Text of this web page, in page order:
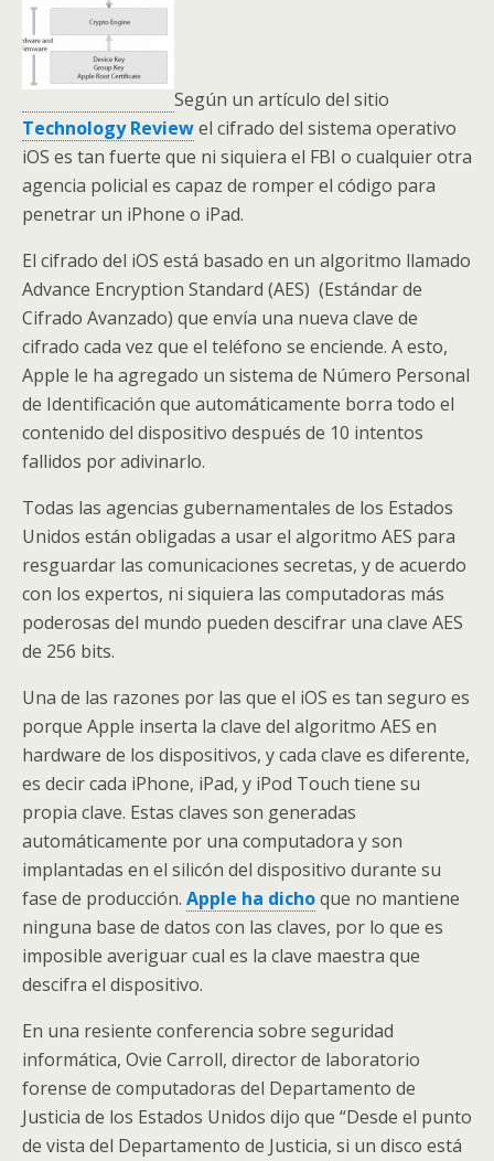
Según un artículo del sitio
Technology Reviewel cifrado del sistema operativo
iOS es tan fuerte que ni siquiera el FBI o cualquier otra
agencia policial es capaz de romper el código para
penetrar un iPhone o iPad.
El cifrado del iOS está basado en un algoritmo llamado
Advance Encryption Standard (AES) (Estándar de
Cifrado Avanzado) que envía una nueva clave de
cifrado cada vez que el teléfono se enciende. A esto,
Apple le ha agregado un sistema de Número Personal
de Identificación que automáticamente borra todo el
contenido del dispositivo después de 10 intentos
fallidos por adivinarlo.
Todas las agencias gubernamentales de los Estados
Unidos están obligadas a usar el algoritmo AES para
resguardar las comunicaciones secretas, y de acuerdo
con los expertos, ni siquiera las computadoras más
poderosas del mundo pueden descifrar una clave AES
de 256 bits.
Una de las razones por las que el iOS es tan seguro es
porque Apple inserta la clave del algoritmo AES en
hardware de los dispositivos, y cada clave es diferente,
es decir cada iPhone, iPad, y iPod Touch tiene su
propia clave. Estas claves son generadas
automáticamente por una computadora y son
implantadas en el silicón del dispositivo durante su
fase de producción. Apple ha dichoque no mantiene
ninguna base de datos con las claves, por lo que es
imposible averiguar cual es la clave maestra que
descifra el dispositivo.
En una resiente conferencia sobre seguridad
informática, Ovie Carroll, director de laboratorio
forense de computadoras del Departamento de
Justicia de los Estados Unidos dijo que “Desde el punto
de vista del Departamento de Justicia, si un disco está